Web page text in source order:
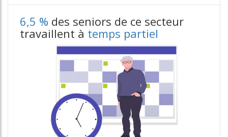
6,5 % des seniors de ce secteur
travaillent à temps partiel